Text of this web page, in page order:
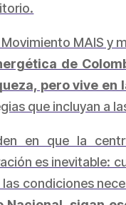
MAlS y
de
pero vive en
que incluyan a
en que la
es inevitable:
condiciones